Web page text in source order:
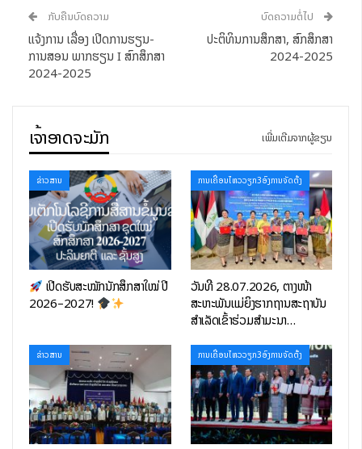
ເພື່ອເປັນການສະແດງຄວາມຮູ້ບຸນຄຸນ ແລະ ຈາລຶກເຖິງຜົນງານຂອງຄູ ທີ່ໄດ້
ເສຍສະຫຼະເຫື່ອແຮງ ປະກອບສ່ວນເຂົ້າໃນວຽກງານການສິດສອນດ້ວຍ
ສະຕິປັນຍາ, ຄຸນງາມຄວາມດີຂອງຄູ ຕໍ່ຜົນງານການສ້າງສາ ແລະ ພັດທະນາ
ປະເທດຊາດ ທັງເປັນການຮັກສາມູນເຊື້ອອັນດີງາມໃຫ້ຄົນລ“ຮຸ່ນຫຼັງໄດ້ເອົາ
ສະຖາບັນເຕັກໂນໂລຊີການສື່ສານຂໍ້ມູນຂ່າວສານ ແລະ ມອບ-ຮັບໃບຢັ້ງຢືນ
ການເຂົ້າຮ່ວມຫຼັກສູດຝຶກອົບຮົມ 08 ຫຼັກສູດ ຂອງບໍລິສັດຫົວເວ້ ຕາງໜ້າ
ມອບໂດຍບໍລິສັດຫົວເວ້ເທັກໂນໂລຊີລາວ ຈໍາກັດໃຫ້ແກ່ຄູອາຈານພາຍໃນ
ສະຖາບັນ ເພື່ອສືບຕໍ່ຖ່າຍທອດຄວາມຮູ້ດ້ານເຕັກໂນໂລຊີອອກສູ່ສັງຄົມ.
ກັບຄືນບົດຄວາມ
ແຈ້ງການ ເລື່ອງ ເປີດການຮຽນ-
ການສອນ ພາກຮຽນ I ສົກສຶກສາ
2024-2025
ບົດຄວາມຕໍ່ໄປ
ປະຕິທິນການສຶກສາ, ສົກສຶກສາ
2024-2025
ເຈົ້າອາດຈະມັກ ເພີ່ມເຕີມຈາກຜູ້ຂຽນ
ຂ່າວສານ
ເປີດຮັບສະໝັກນັກສຶກສາໃໝ່ ປີ
2026–2027!
ການເຄື່ອນໄຫວວຽກ3ອົງການຈັດຕັ້ງ
ວັນທີ 28.07.2026, ຕາງໜ້າ
ສະຫະພັນແມ່ຍິງຮາກຖານສະຖາບັນ
ສຳເລັດເຂົ້າຮ່ວມສຳມະນາ…
ຂ່າວສານ ການເຄື່ອນໄຫວວຽກ3ອົງການຈັດຕັ້ງ